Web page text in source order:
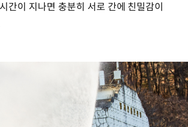
간이 지나면 충분히 서로 간에 친밀감이